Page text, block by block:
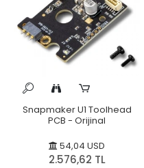
Snapmaker U1 Toolhead
PCB - Orijinal
54,04 USD
2.576,62 TL